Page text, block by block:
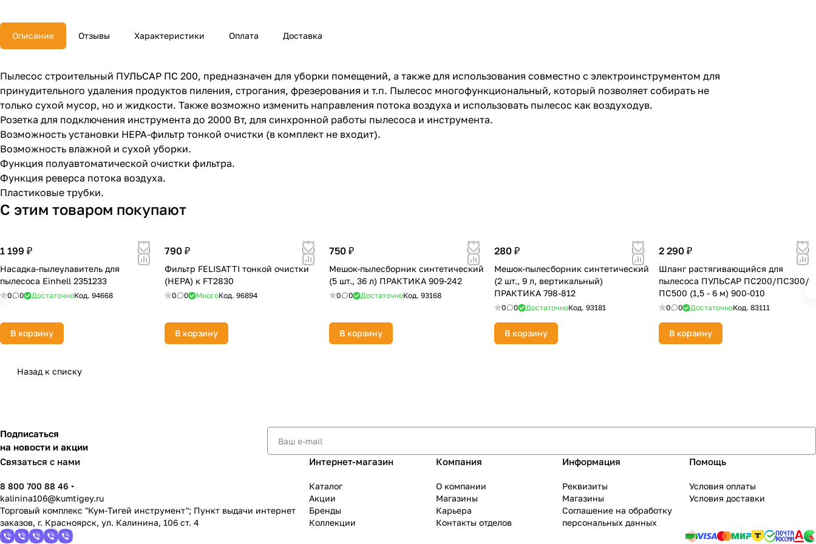
Описание Отзывы Характеристики Оплата Доставка
Пылесос строительный ПУЛЬСАР ПС 200, предназначен для уборки помещений, а также для использования совместно с электроинструментом для
принудительного удаления продуктов пиления, строгания, фрезерования и т.п. Пылесос многофункциональный, который позволяет собирать не
только сухой мусор, но и жидкости. Также возможно изменить направления потока воздуха и использовать пылесос как воздуходув.
Розетка для подключения инструмента до 2000 Вт, для синхронной работы пылесоса и инструмента.
Возможность установки HEPA-фильтр тонкой очистки (в комплект не входит).
Возможность влажной и сухой уборки.
Функция полуавтоматической очистки фильтра.
Функция реверса потока воздуха.
Пластиковые трубки.
С этим товаром покупают
1 199 ₽
Насадка-пылеулавитель для
пылесоса Einhell 2351233
0 0 ДостаточноКод. 94668
В корзину
790 ₽
Фильтр FELISATTI тонкой очистки
(НЕРА) к FT2830
0 0 МногоКод.96894
В корзину
750 ₽
Мешок-пылесборник синтетический
(5 шт., 36 л) ПРАКТИКА 909-242
0 0 ДостаточноКод.93168
В корзину
280 ₽
Мешок-пылесборник синтетический
(2 шт., 9 л, вертикальный)
ПРАКТИКА 798-812
0 0 ДостаточноКод. 93181
В корзину
2 290 ₽
Шланг растягивающийся для
пылесоса ПУЛЬСАР ПС200/ПС300/
ПС500 (1,5 - 6 м) 900-010
0 0 ДостаточноКод. 83111
В корзину
Назад к списку
Подписаться
на новости и акции
Связаться с нами
8 800 700 88 46
kalinina106@kumtigey.ru
Торговый комплекс "Кум-Тигей инструмент"; Пункт выдачи интернет
заказов, г. Красноярск, ул. Калинина, 106 ст. 4
Интернет-магазин
Каталог
Акции
Бренды
Коллекции
Компания
О компании
Магазины
Карьера
Контакты отделов
Информация
Реквизиты
Магазины
Соглашение на обработку
персональных данных
Помощь
Условия оплаты
Условия доставки
раз в 2 недели